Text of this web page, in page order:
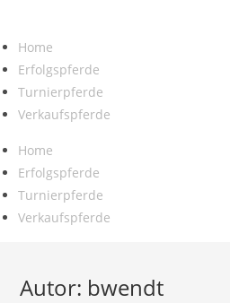
Home
Erfolgspferde
Turnierpferde
Verkaufspferde
Home
Erfolgspferde
Turnierpferde
Verkaufspferde
Autor: bwendt